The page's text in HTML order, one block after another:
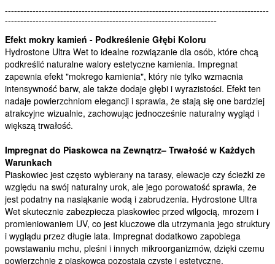
--------------------------------------------------------------------------------------
---------------------------------------------------------------------
Efekt mokry kamień - Podkreślenie Głębi Koloru
Hydrostone Ultra Wet to idealne rozwiązanie dla osób, które chcą
podkreślić naturalne walory estetyczne kamienia. Impregnat
zapewnia efekt "mokrego kamienia", który nie tylko wzmacnia
intensywność barw, ale także dodaje głębi i wyrazistości. Efekt ten
nadaje powierzchniom elegancji i sprawia, że stają się one bardziej
atrakcyjne wizualnie, zachowując jednocześnie naturalny wygląd i
większą trwałość.
Impregnat do Piaskowca na Zewnątrz– Trwałość w Każdych
Warunkach
Piaskowiec jest często wybierany na tarasy, elewacje czy ścieżki ze
względu na swój naturalny urok, ale jego porowatość sprawia, że
jest podatny na nasiąkanie wodą i zabrudzenia. Hydrostone Ultra
Wet skutecznie zabezpiecza piaskowiec przed wilgocią, mrozem i
promieniowaniem UV, co jest kluczowe dla utrzymania jego struktury
i wyglądu przez długie lata. Impregnat dodatkowo zapobiega
powstawaniu mchu, pleśni i innych mikroorganizmów, dzięki czemu
powierzchnie z piaskowca pozostają czyste i estetyczne.